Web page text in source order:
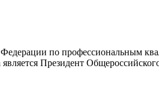
по профессиональным
Президент